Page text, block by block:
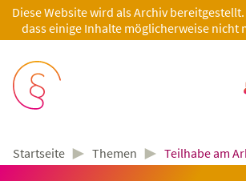
Diese Website wird als Archiv
dass einige Inhalte möglicherweise nicht
Startseite ► Themen ► Teilhabe am